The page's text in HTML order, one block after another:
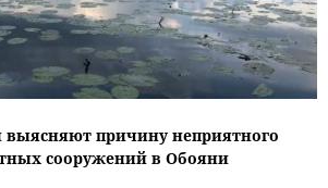
выясняют причину неприятного
сооружений в Обояни